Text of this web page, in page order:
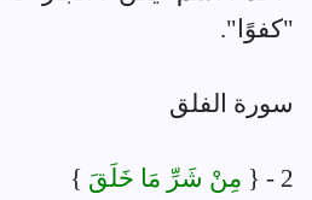
"كفوًا".
سورة الفلق
2 - { مِنْ شَرِّ مَا خَلَقَ }